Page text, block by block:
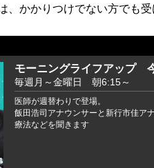
、かかりつけでない方でも
モーニングライフアップ
毎週月～金曜日 朝6:15～
医師が週替わりで登場。
飯田浩司アナウンサーと新行市佳ア
療法などを聞きます